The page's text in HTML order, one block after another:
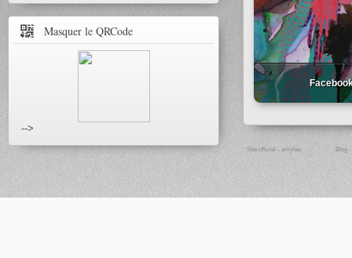
Masquer le QRCode
-->
Site officiel - amylee Blog